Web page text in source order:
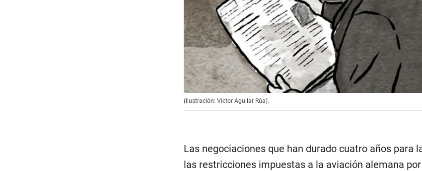
(Ilustración: Víctor Aguilar Rúa).
Las negociaciones que han durado cuatro años para
las restricciones impuestas a la aviación alemana